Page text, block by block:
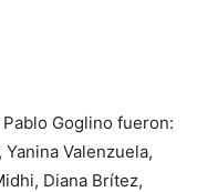
Goglino fueron:
Valenzuela,
Diana Brítez,